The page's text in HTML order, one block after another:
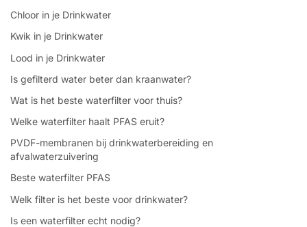
Chloor in je Drinkwater
Kwik in je Drinkwater
Lood in je Drinkwater
Is gefilterd water beter dan kraanwater?
Wat is het beste waterfilter voor thuis?
Welke waterfilter haalt PFAS eruit?
PVDF-membranen bij drinkwaterbereiding en
afvalwaterzuivering
Beste waterfilter PFAS
Welk filter is het beste voor drinkwater?
Is een waterfilter echt nodig?